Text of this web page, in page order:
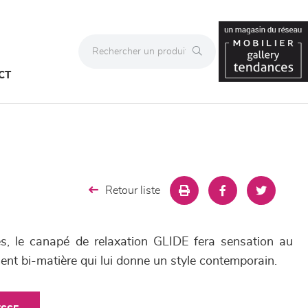
Retour liste
le canapé de relaxation GLIDE fera sensation au
bi-matière qui lui donne un style contemporain.